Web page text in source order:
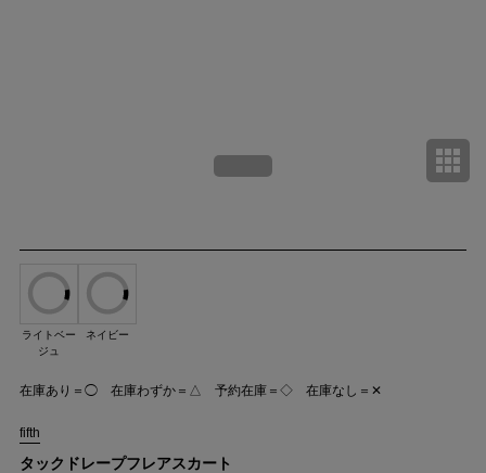
ライトベー
ジュ
ネイビー
在庫あり＝◯ 在庫わずか＝△ 予約在庫＝◇ 在庫なし＝✕
fifth
タックドレープフレアスカート